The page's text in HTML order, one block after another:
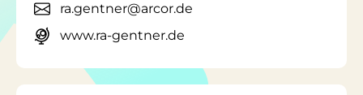
ra.gentner@arcor.de
www.ra-gentner.de